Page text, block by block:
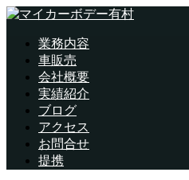
業務内容
車販売
会社概要
実績紹介
ブログ
アクセス
お問合せ
提携